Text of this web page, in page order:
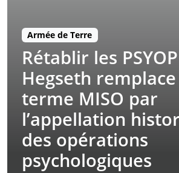
Armée de Terre
Rétablir les
Hegseth
terme MISO par
l’appellation
des opérations
psychologiques